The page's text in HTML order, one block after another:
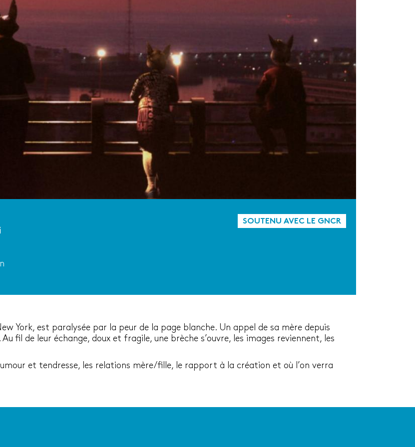
SOUTENU AVEC LE GNCR
York, est paralysée par la peur de la page blanche. Un appel de sa mère depuis
fil de leur échange, doux et fragile, une brèche s’ouvre, les images reviennent, les
et tendresse, les relations mère/fille, le rapport à la création et où l’on verra